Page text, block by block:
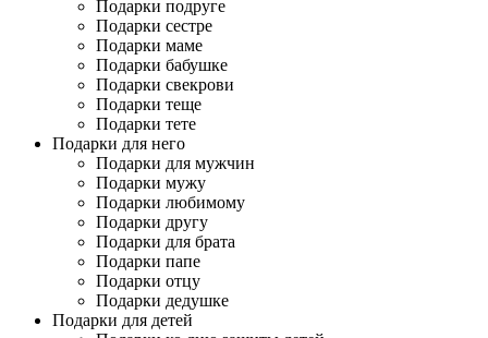
Подарки подруге
Подарки сестре
Подарки маме
Подарки бабушке
Подарки свекрови
Подарки теще
Подарки тете
Подарки для него
Подарки для мужчин
Подарки мужу
Подарки любимому
Подарки другу
Подарки для брата
Подарки папе
Подарки отцу
Подарки дедушке
Подарки для детей